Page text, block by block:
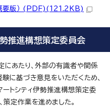
概要版） (PDF)(121.2KB)
勢推進構想策定委員会
にあたり、外部の有識者や関係
に基づき意見をいただくため、
ートシティ伊勢推進構想策定委
策定作業を進めました。